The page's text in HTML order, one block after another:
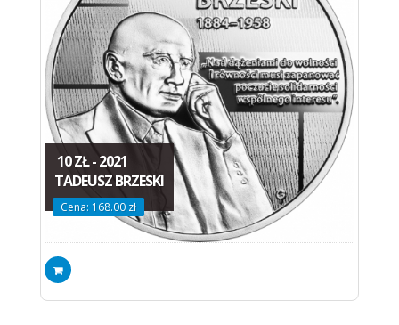
10 ZŁ - 2021
TADEUSZ BRZESKI
Cena: 168.00 zł